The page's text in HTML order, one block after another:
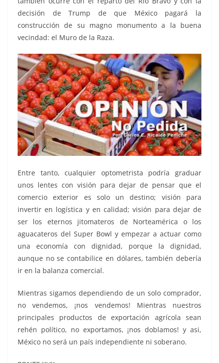
decisión de Trump de que México pagará la
construcción de su magno monumento a la buena
vecindad: el Muro de la Raza.
Entre tanto, cualquier optometrista podría graduar
unos lentes con visión para dejar de pensar que el
comercio exterior es solo un destino; visión para
invertir en logística y en calidad; visión para dejar de
ser los eternos jitomateros de Norteamérica o los
aguacateros del Super Bowl y empezar a actuar como
una economía con dignidad, porque la dignidad,
aunque no se contabilice en dólares, también debería
ir en la balanza comercial.
Mientras sigamos dependiendo de un solo comprador,
no vendemos, ¡nos vendemos! Mientras nuestros
principales productos de exportación agrícola sean
rehén político, no exportamos, ¡nos doblamos! y asi,
México no será un país independiente ni soberano.